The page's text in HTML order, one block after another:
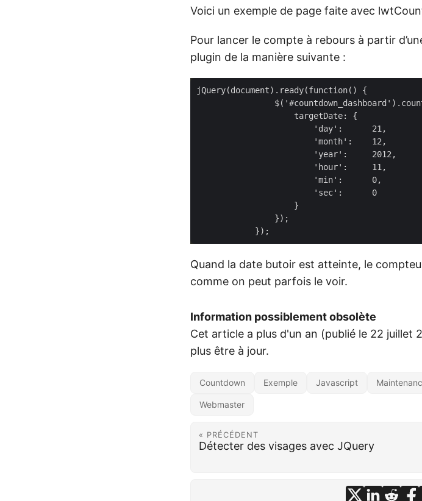
Voici un exemple de page faite avec
Pour lancer le compte à rebours à partir
plugin de la manière suivante :
Quand la date butoir est atteinte, le
comme on peut parfois le voir.
Information possiblement obsolète
Cet article a plus d'un an (publié le 22 juillet
plus être à jour.
Countdown Exemple Javascript
Webmaster
« PRÉCÉDENT
Détecter des visages avec JQuery